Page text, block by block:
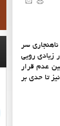
سر
زیادی رویی
عدم قرار
تا حدی بر